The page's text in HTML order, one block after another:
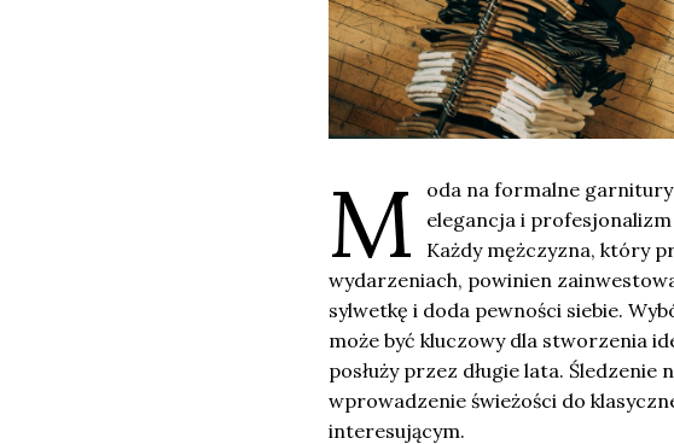
M
oda na formalne
elegancja i
Każdy mężczyzna, który
wydarzeniach, powinien
sylwetkę i doda pewności siebie.
może być kluczowy dla stworzenia
posłuży przez długie lata.
wprowadzenie świeżości do
interesującym.